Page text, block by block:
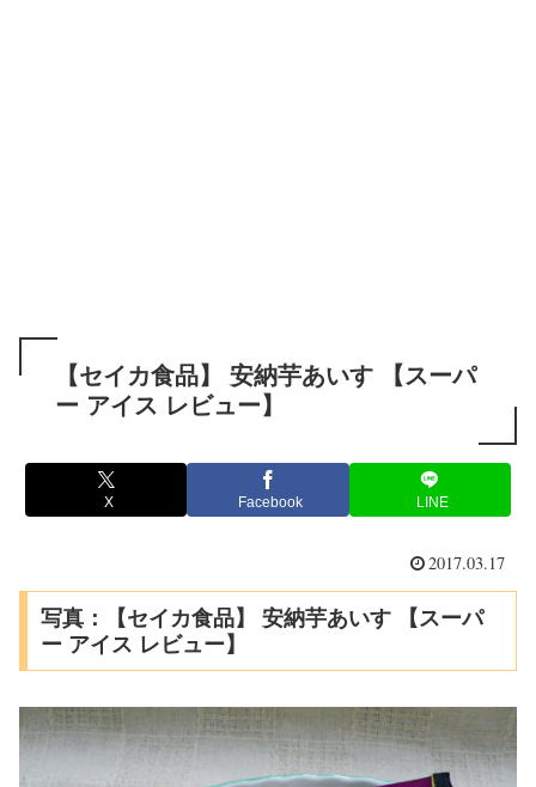
【セイカ食品】 安納芋あいす 【スーパ
ー アイス レビュー】
X Facebook LINE
2017.03.17
写真：【セイカ食品】 安納芋あいす 【スーパ
ー アイス レビュー】